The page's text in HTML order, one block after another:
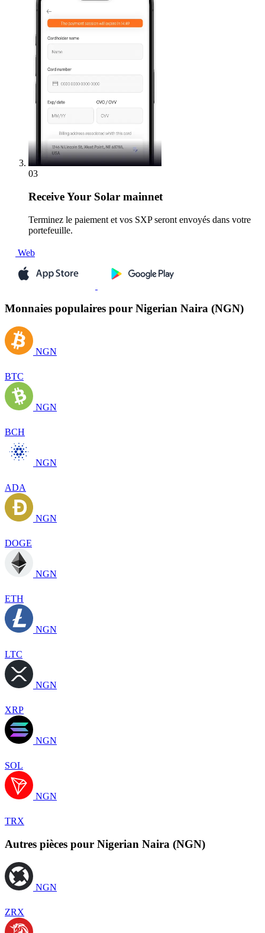
03
ReceiveYour Solar mainnet
Terminez le paiement et vos SXP seront envoyés dans votre
portefeuille.
Web
Monnaies populaires pour Nigerian Naira (NGN)
NGN
BTC
NGN
BCH
NGN
ADA
NGN
DOGE
NGN
ETH
NGN
LTC
NGN
XRP
NGN
SOL
NGN
TRX
Autres pièces pour Nigerian Naira (NGN)
NGN
ZRX